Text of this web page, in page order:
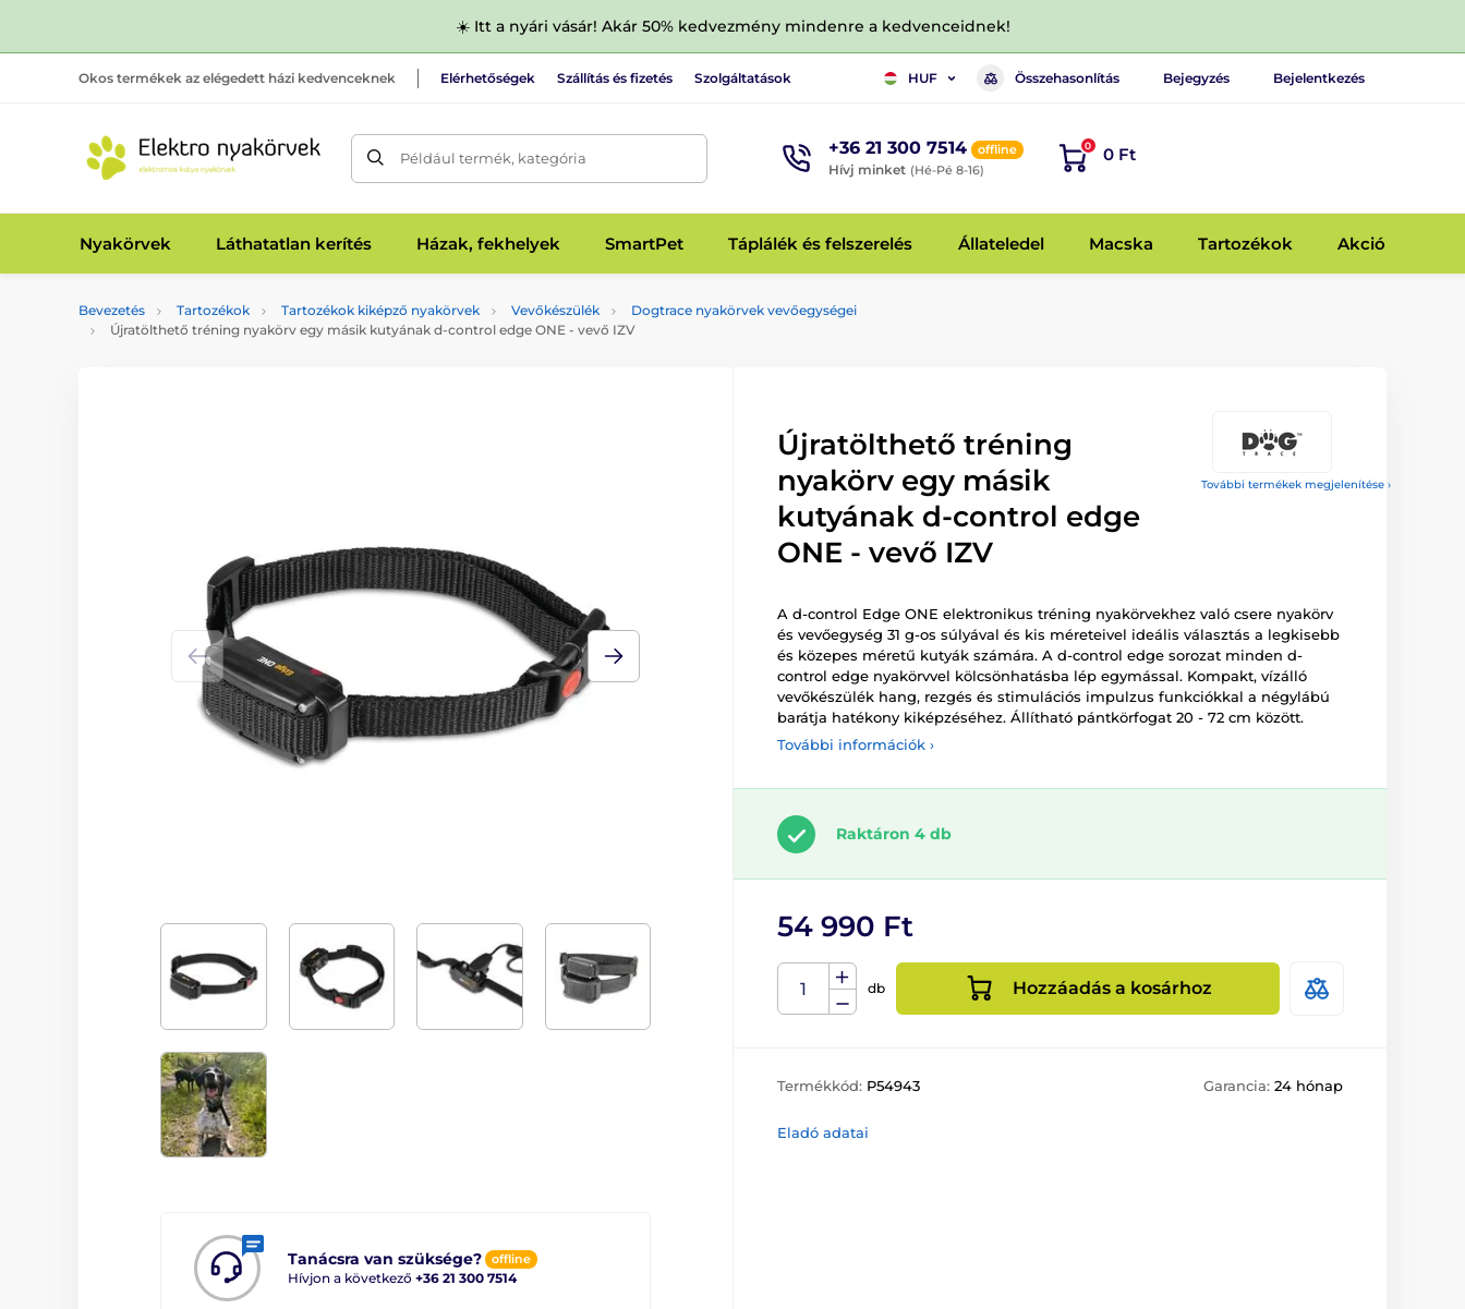
☀️ Itt a nyári vásár! Akár 50% kedvezmény mindenre a kedvenceidnek!
Okos termékek az elégedett házi kedvenceknek Elérhetőségek Szállítás és fizetés Szolgáltatások HUF Összehasonlítás Bejegyzés Bejelentkezés
Például termék, kategória +36 21 300 7514 offline
Hívj minket (Hé-Pé 8-16)
0 0 Ft
Nyakörvek Láthatatlan kerítés Házak, fekhelyek SmartPet Táplálék és felszerelés Állateledel Macska Tartozékok Akció
Bevezetés Tartozékok Tartozékok kiképző nyakörvek Vevőkészülék
Dogtrace nyakörvek vevőegységei
Újratölthető tréning nyakörv egy másik kutyának d-control edge ONE - vevő IZV
További termékek megjelenítése ›
Tanácsra van szüksége? offline
Hívjon a következő +36 21 300 7514
Újratölthető tréning
nyakörv egy másik
kutyának d-control edge
ONE - vevő IZV
A d-control Edge ONE elektronikus tréning nyakörvekhez való csere nyakörv
és vevőegység 31 g-os súlyával és kis méreteivel ideális választás a legkisebb
és közepes méretű kutyák számára. A d-control edge sorozat minden d-
control edge nyakörvvel kölcsönhatásba lép egymással. Kompakt, vízálló
vevőkészülék hang, rezgés és stimulációs impulzus funkciókkal a négylábú
barátja hatékony kiképzéséhez. Állítható pántkörfogat 20 - 72 cm között.
További információk ›
Raktáron 4 db
54 990 Ft
db Hozzáadás a kosárhoz
Termékkód: P54943 Garancia: 24 hónap
Eladó adatai